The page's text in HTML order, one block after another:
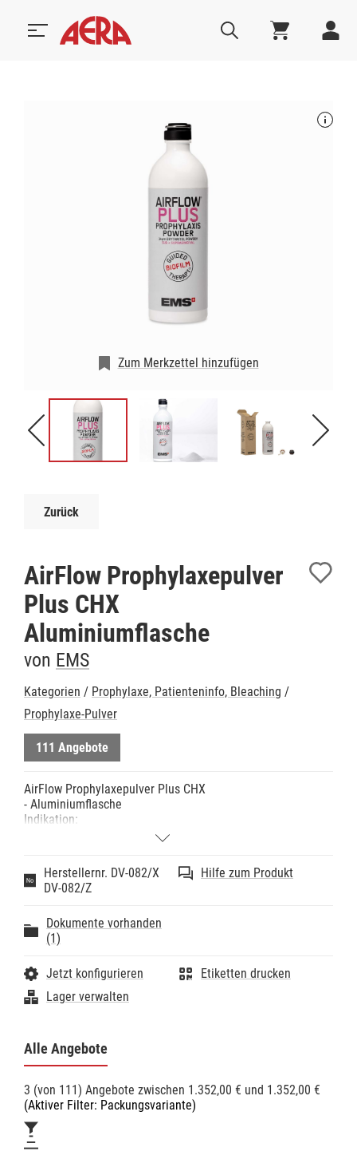
Zum Merkzettel hinzufügen
Zurück
AirFlow Prophylaxepulver
Plus CHX
Aluminiumflasche
von EMS
Kategorien / Prophylaxe, Patienteninfo, Bleaching /
Prophylaxe-Pulver
111 Angebote
AirFlow Prophylaxepulver Plus CHX
- Aluminiumflasche
Indikation:
- AirFlow Plus Pulver ist ein HighTech Pulver zur
Zahnstein von allen Oberflächenarten
Hinweise:
- Zuckerfrei
- BPA-frei
- Das CHX-Konservierungsmittel ist hypoallergen, es
Patienten während der AirFlow Behandlung einen
neutralen Geschmack.
Technische Daten:
Herstellernr. DV-082/X
DV-082/Z
Hilfe zum Produkt
Dokumente vorhanden
(1)
Jetzt konfigurieren
Lager verwalten
Etiketten drucken
Alle Angebote
3 (von 111) Angebote zwischen 1.352,00 € und 1.352,00 €
(Aktiver Filter: Packungsvariante)